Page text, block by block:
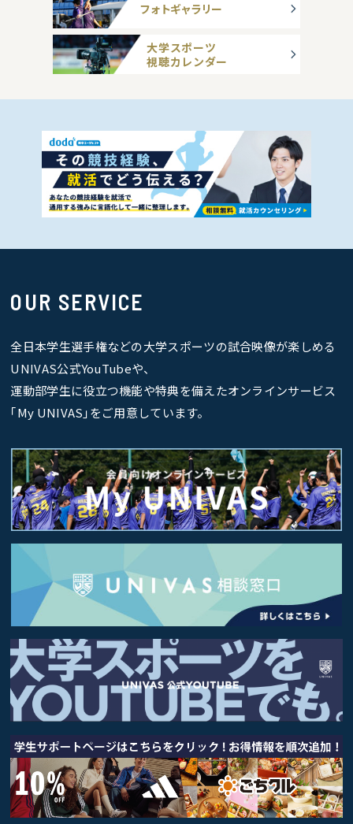
フォトギャラリー
大学スポーツ
視聴カレンダー
OUR SERVICE
全日本学生選手権などの大学スポーツの試合映像が楽しめる
UNIVAS公式YouTubeや、
運動部学生に役立つ機能や特典を備えたオンラインサービス
｢My UNIVAS｣をご用意しています。